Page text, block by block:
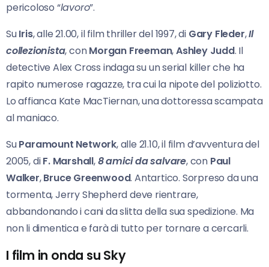
pericoloso “lavoro”.
SuIris, alle 21.00, il film thriller del 1997, di Gary Fleder,Il
collezionista, conMorgan Freeman,Ashley Judd. Il
detective Alex Cross indaga su un serial killer che ha
rapito numerose ragazze, tra cui la nipote del poliziotto.
Lo affianca Kate MacTiernan, una dottoressa scampata
al maniaco.
SuParamount Network, alle 21.10, il film d’avventura del
2005, diF. Marshall,8 amici da salvare, con Paul
Walker,Bruce Greenwood. Antartico. Sorpreso da una
tormenta, Jerry Shepherd deve rientrare,
abbandonando i cani da slitta della sua spedizione. Ma
non li dimentica e farà di tutto per tornare a cercarli.
I film in onda su Sky